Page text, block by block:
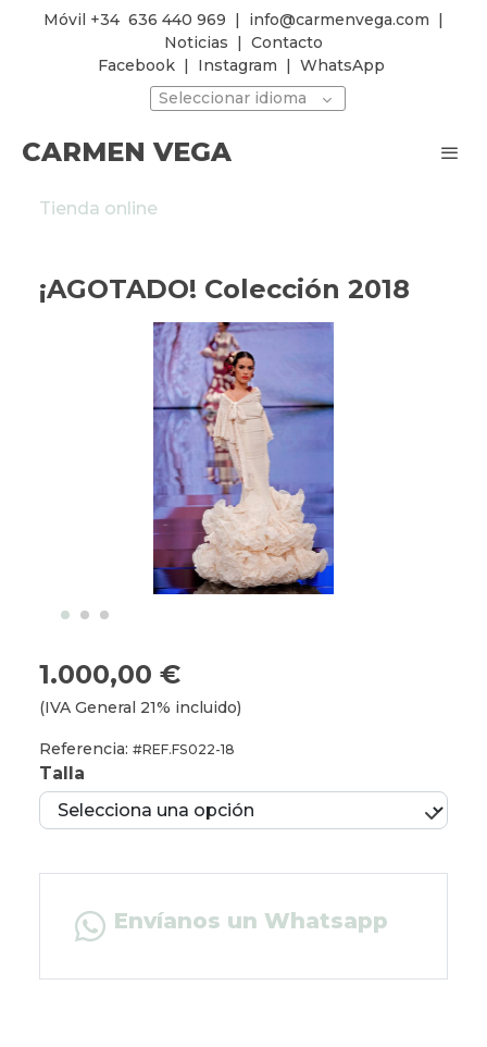
Móvil +34 636 440 969 | info@carmenvega.com |
Noticias | Contacto
Facebook | Instagram | WhatsApp
Seleccionar idioma
CARMEN VEGA
Tienda online
¡AGOTADO! Colección 2018
1.000,00 €
(IVA General 21% incluido)
Referencia: #REF.FS022-18
Talla
Envíanos un Whatsapp